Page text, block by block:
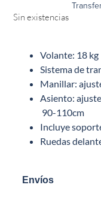
Sin existencias
Volante: 18 kg
Sistema de
Manillar:
Asiento:
90-110cm
Incluye
Ruedas
Envíos